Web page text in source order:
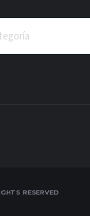
RESERVED